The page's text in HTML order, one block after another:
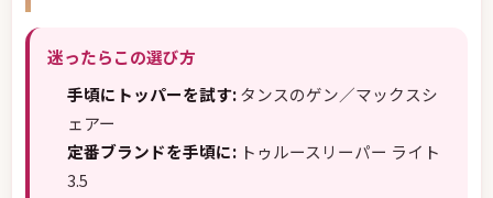
迷ったらこの選び方
手頃にトッパーを試す:タンスのゲン／マックスシ
ェアー
定番ブランドを手頃に: トゥルースリーパー ライト
3.5